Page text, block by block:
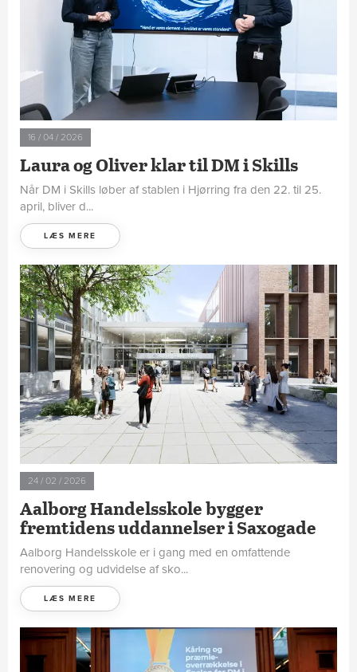
16 / 04 / 2026
Laura og Oliver klar til DM i Skills
Når DM i Skills løber af stablen i Hjørring fra den 22. til 25.
april, bliver d...
LÆS MERE
24 / 02 / 2026
Aalborg Handelsskole bygger
fremtidens uddannelser i Saxogade
Aalborg Handelsskole er i gang med en omfattende
renovering og udvidelse af sko...
LÆS MERE